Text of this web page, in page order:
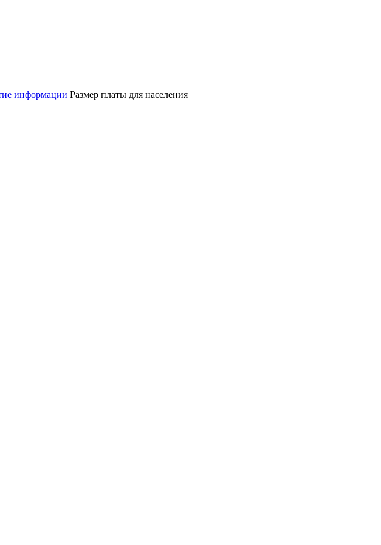
информации Размер платы для населения